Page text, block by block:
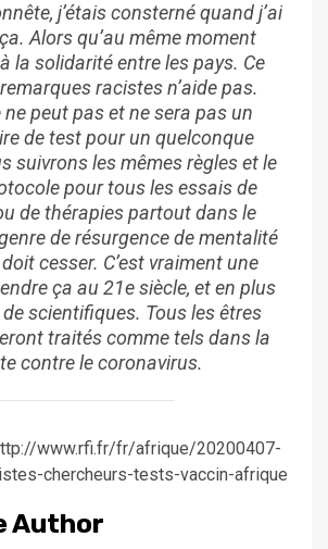
j’étais consterné quand j’ai
Alors qu’au même moment
la solidarité entre les pays. Ce
racistes n’aide pas.
ne peut pas et ne sera pas un
de test pour un quelconque
suivrons les mêmes règles et le
pour tous les essais de
de thérapies partout dans le
de résurgence de mentalité
cesser. C’est vraiment une
ça au 21e siècle, et en plus
scientifiques. Tous les êtres
traités comme tels dans la
contre le coronavirus.
www.rfi.fr/fr/afrique/20200407-
chercheurs-tests-vaccin-afrique
Author